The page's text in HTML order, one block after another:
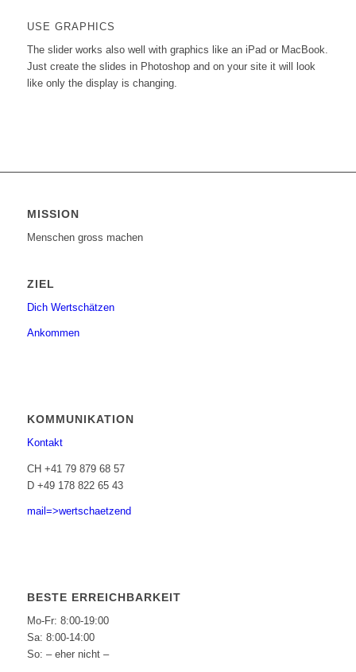
USE GRAPHICS
The slider works also well with graphics like an iPad or MacBook.
Just create the slides in Photoshop and on your site it will look
like only the display is changing.
MISSION
Menschen gross machen
ZIEL
Dich Wertschätzen
Ankommen
KOMMUNIKATION
Kontakt
CH +41 79 879 68 57
D +49 178 822 65 43
mail=>wertschaetzend
BESTE ERREICHBARKEIT
Mo-Fr: 8:00-19:00
Sa: 8:00-14:00
So: – eher nicht –